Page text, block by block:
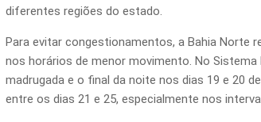
diferentes regiões do estado.
Para evitar congestionamentos, a Bahia Norte
nos horários de menor movimento. No
madrugada e o final da noite nos dias 19 e 20
entre os dias 21 e 25, especialmente nos